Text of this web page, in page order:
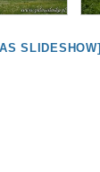
SLIDESHOW]